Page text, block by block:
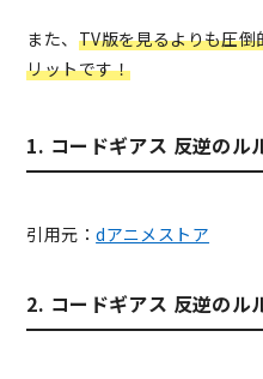
また、 TV版を見るよりも圧
リットです！
1. コードギアス 反逆の
引用元：dアニメストア
2. コードギアス 反逆の